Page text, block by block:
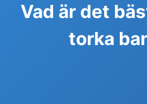
Vad är det
torka